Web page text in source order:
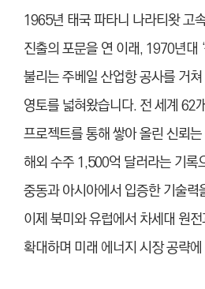
1965년 태국 파타니 나라티왓 고
진출의 포문을 연 이래, 1970년대
불리는 주베일 산업항 공사를 거
영토를 넓혀왔습니다. 전 세계 62
프로젝트를 통해 쌓아 올린 신뢰
해외 수주 1,500억 달러라는 기록
중동과 아시아에서 입증한 기술
이제 북미와 유럽에서 차세대 원
확대하며 미래 에너지 시장 공략